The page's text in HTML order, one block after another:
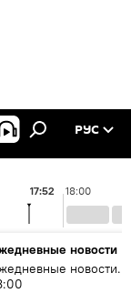
РУС
18:00
17:52
новости
новости.